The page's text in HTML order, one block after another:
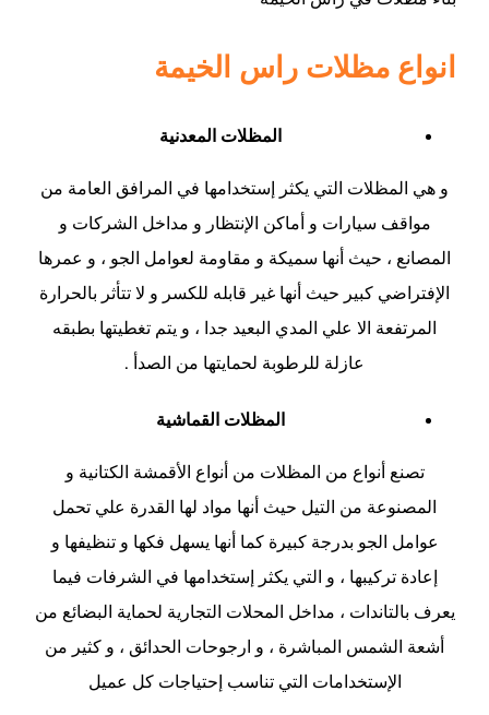
انواع مظلات راس الخيمة
المظلات المعدنية
و هي المظلات التي يكثر إستخدامها في المرافق العامة من
مواقف سيارات و أماكن الإنتظار و مداخل الشركات و
المصانع ، حيث أنها سميكة و مقاومة لعوامل الجو ، و عمرها
الإفتراضي كبير حيث أنها غير قابله للكسر و لا تتأثر بالحرارة
المرتفعة الا علي المدي البعيد جدا ، و يتم تغطيتها بطبقه
عازلة للرطوبة لحمايتها من الصدأ .
المظلات القماشية
تصنع أنواع من المظلات من أنواع الأقمشة الكتانية و
المصنوعة من التيل حيث أنها مواد لها القدرة علي تحمل
عوامل الجو بدرجة كبيرة كما أنها يسهل فكها و تنظيفها و
إعادة تركيبها ، و التي يكثر إستخدامها في الشرفات فيما
يعرف بالتاندات ، مداخل المحلات التجارية لحماية البضائع من
أشعة الشمس المباشرة ، و ارجوحات الحدائق ، و كثير من
الإستخدامات التي تناسب إحتياجات كل عميل